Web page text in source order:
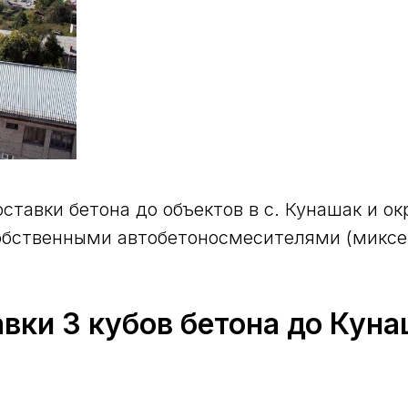
бетона до объектов в с. Кунашак и
автобетоносмесителями
3 кубов бетона до